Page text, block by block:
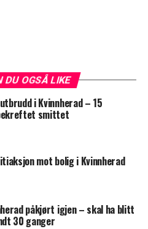
DU OGSÅ LIKE
i Kvinnherad – 15
smittet
mot bolig i Kvinnherad
påkjørt igjen – skal ha blitt
30 ganger